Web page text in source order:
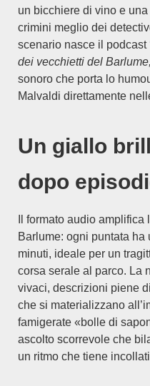
un bicchiere di vino e
crimini meglio dei
scenario nasce il podcast
dei vecchietti del
sonoro che porta lo
Malvaldi direttamente
Un giallo
dopo
Il formato audio
Barlume: ogni puntata
minuti, ideale per un
corsa serale al parco. La
vivaci, descrizioni piene
che si materializzano
famigerate «bolle di
ascolto scorrevole che
un ritmo che tiene